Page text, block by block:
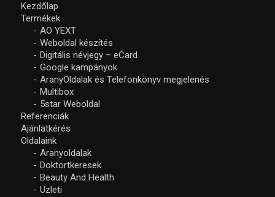
Kezdőlap
Termékek
AO YEXT
Weboldal készítés
Digitális névjegy – eCard
Google kampányok
AranyOldalak és Telefonkönyv megjelenés
Multibox
5star Weboldal
Referenciák
Ajánlatkérés
Oldalaink
Aranyoldalak
Doktortkeresek
Beauty And Health
Üzleti